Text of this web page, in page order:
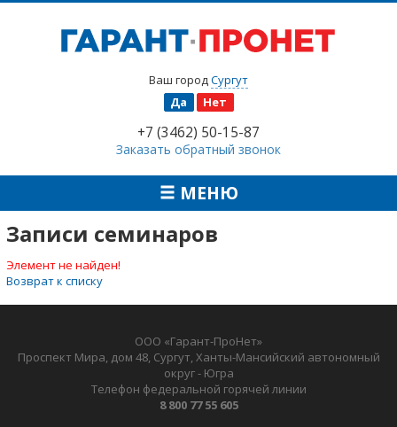
Ваш город Сургут
Да
Нет
+7 (3462) 50-15-87
Заказать обратный звонок
МЕНЮ
Записи семинаров
Элемент не найден!
Возврат к списку
ООО «Гарант-ПроНет»
Проспект Мира, дом 48, Сургут, Ханты-Мансийский автономный
округ - Югра
Телефон федеральной горячей линии
8 800 77 55 605